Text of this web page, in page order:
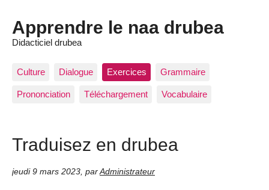
Apprendre le naa drubea
Didacticiel drubea
Culture Dialogue Exercices Grammaire
Prononciation Téléchargement Vocabulaire
Traduisez en drubea
jeudi 9 mars 2023 par Administrateur